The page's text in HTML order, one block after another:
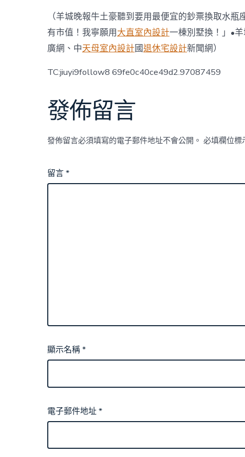
（羊城晚報牛土豪聽到要用最便宜的鈔票換取水
有市值！我寧願用大直室內設計一棟別墅換！」•
廣網、中天母室內設計國退休宅設計新聞網）
TC:jiuyi9follow8 69fe0c40ce49d2.97087459
發佈留言
發佈留言必須填寫的電子郵件地址不會公開。 必填欄位標
留言*
顯示名稱*
電子郵件地址*